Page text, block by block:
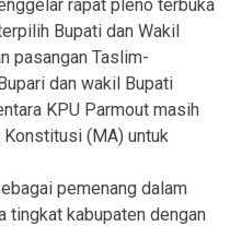
rapat pleno terbuka
Bupati dan Wakil
pasangan Taslim-
dan wakil Bupati
KPU Parmout masih
Konstitusi (MA) untuk
pemenang dalam
tingkat kabupaten dengan